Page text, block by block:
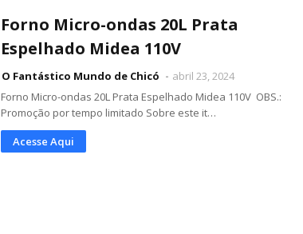
Forno Micro-ondas 20L Prata
Espelhado Midea 110V ‎
O Fantástico Mundo de Chicó
abril 23, 2024
Forno Micro-ondas 20L Prata Espelhado Midea 110V ‎ OBS.:
Promoção por tempo limitado Sobre este it…
Acesse Aqui